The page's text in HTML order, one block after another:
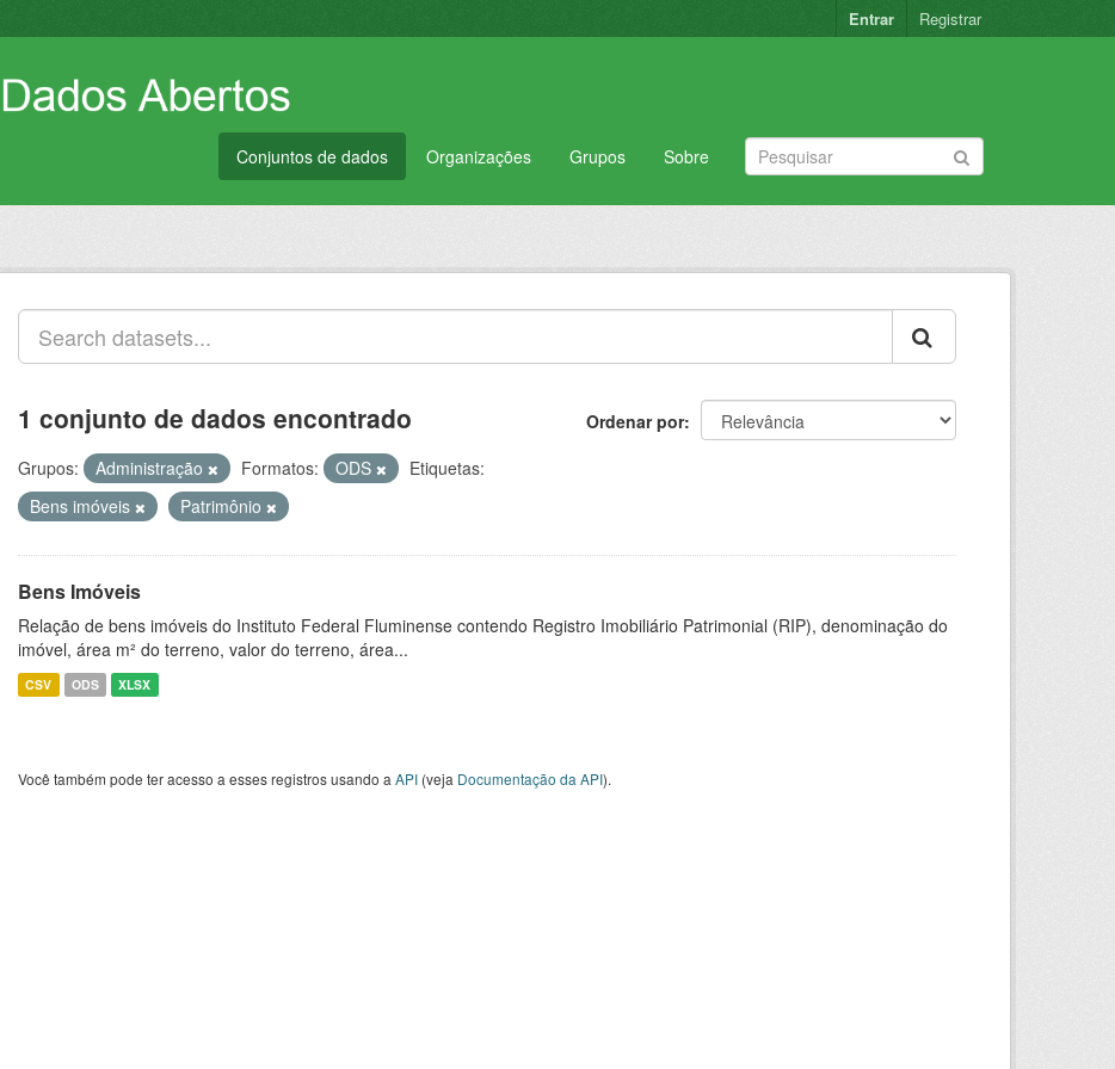
Entrar Registrar
Conjuntos de dados Organizações Grupos Sobre
Ordenar por
1 conjunto de dados encontrado
Grupos: Administração Formatos: ODS
Etiquetas:
Bens imóveis
Patrimônio
Bens Imóveis
Relação de bens imóveis do Instituto Federal Fluminense contendo Registro Imobiliário Patrimonial (RIP), denominação do
imóvel, área m² do terreno, valor do terreno, área...
CSV ODS XLSX
Você também pode ter acesso a esses registros usando a API (veja Documentação da API).